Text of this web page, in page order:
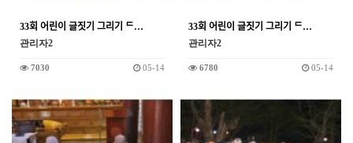
33회 어린이 글짓기 그리기 ᄃ…
관리자2
7030 05-14
33회 어린이 글짓기 그리기 ᄃ…
관리자2
6780 05-14